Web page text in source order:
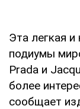
Эта легкая
подиумы
Prada и
более
сообщает